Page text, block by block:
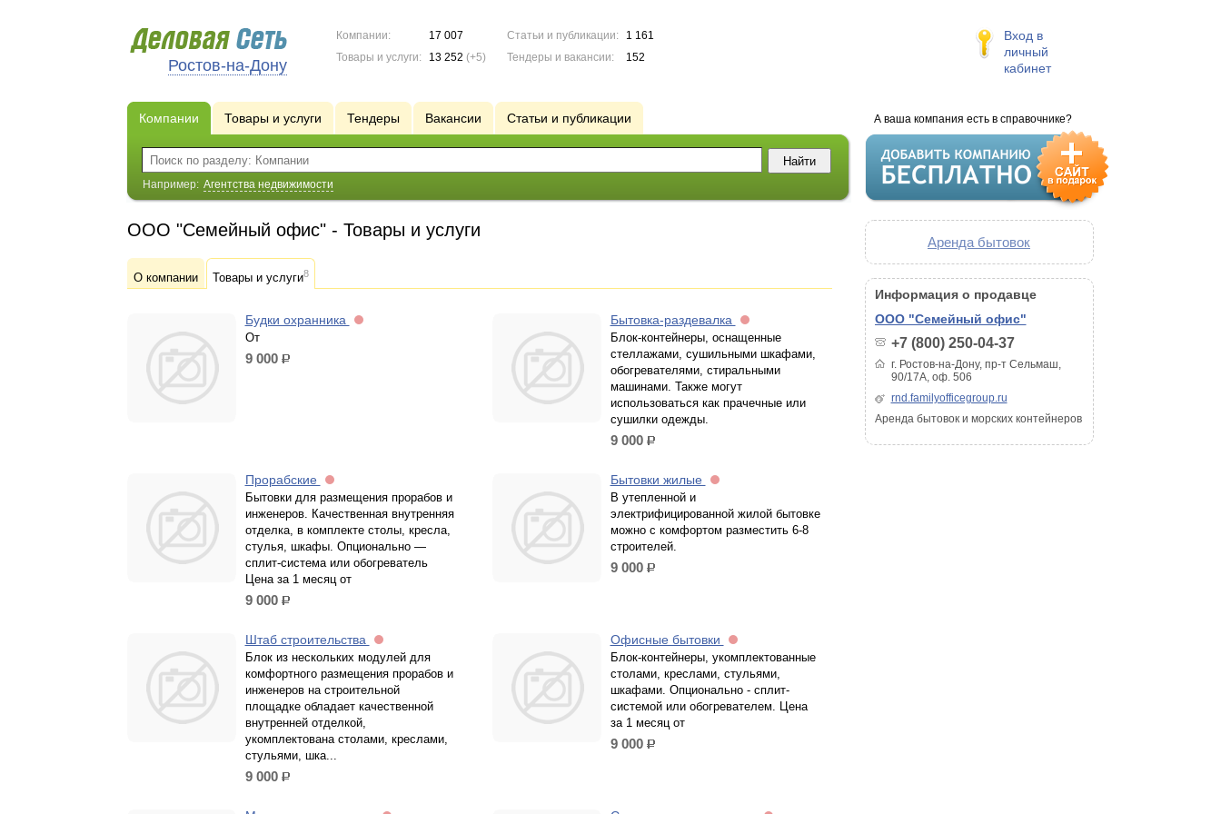
Ростов-на-Дону
Компании:
17 007
Товары и услуги:
13 252 (+5)
Статьи и публикации:
1 161
Тендеры и вакансии:
152
Вход в
личный
кабинет
А ваша компания есть в справочнике?
Компании Товары и услуги Тендеры Вакансии Статьи и публикации
Например: Агентства недвижимости
ООО "Семейный офис" - Товары и услуги
О компании Товары и услуги8
Будки охранника
От
9 000 р.
Бытовка-раздевалка
Блок-контейнеры, оснащенные
стеллажами, сушильными шкафами,
обогревателями, стиральными
машинами. Также могут
использоваться как прачечные или
сушилки одежды.
9 000 р.
Прорабские
Бытовки для размещения прорабов и
инженеров. Качественная внутренняя
отделка, в комплекте столы, кресла,
стулья, шкафы. Опционально —
сплит-система или обогреватель
Цена за 1 месяц от
9 000 р.
Бытовки жилые
В утепленной и
электрифицированной жилой бытовке
можно с комфортом разместить 6-8
строителей.
9 000 р.
Штаб строительства
Блок из нескольких модулей для
комфортного размещения прорабов и
инженеров на строительной
площадке обладает качественной
внутренней отделкой,
укомплектована столами, креслами,
стульями, шка...
9 000 р.
Офисные бытовки
Блок-контейнеры, укомплектованные
столами, креслами, стульями,
шкафами. Опционально - сплит-
системой или обогревателем. Цена
за 1 месяц от
9 000 р.
Аренда бытовок
Информация о продавце
ООО "Семейный офис"
+7 (800) 250-04-37
г. Ростов-на-Дону, пр-т Сельмаш,
90/17А, оф. 506
rnd.familyofficegroup.ru
Аренда бытовок и морских контейнеров